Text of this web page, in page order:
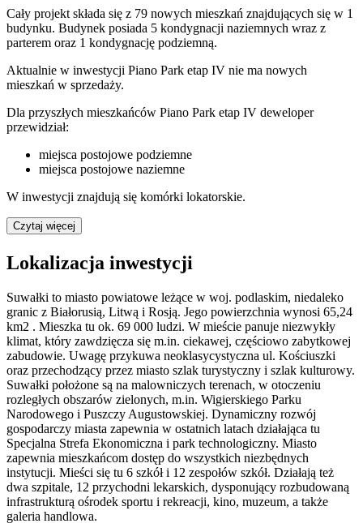
Cały projekt składa się z 79 nowych mieszkań znajdujących się w 1
budynku. Budynek posiada 5 kondygnacji naziemnych wraz z
parterem oraz 1 kondygnację podziemną.
Aktualnie w inwestycji Piano Park etap IV nie ma nowych
mieszkań w sprzedaży.
Dla przyszłych mieszkańców Piano Park etap IV deweloper
przewidział:
miejsca postojowe podziemne
miejsca postojowe naziemne
W inwestycji znajdują się komórki lokatorskie.
Czytaj więcej
Lokalizacja inwestycji
Suwałki to miasto powiatowe leżące w woj. podlaskim, niedaleko
granic z Białorusią, Litwą i Rosją. Jego powierzchnia wynosi 65,24
km2 . Mieszka tu ok. 69 000 ludzi. W mieście panuje niezwykły
klimat, który zawdzięcza się m.in. ciekawej, częściowo zabytkowej
zabudowie. Uwagę przykuwa neoklasycystyczna ul. Kościuszki
oraz przechodzący przez miasto szlak turystyczny i szlak kulturowy.
Suwałki położone są na malowniczych terenach, w otoczeniu
rozległych obszarów zielonych, m.in. Wigierskiego Parku
Narodowego i Puszczy Augustowskiej. Dynamiczny rozwój
gospodarczy miasta zapewnia w ostatnich latach działająca tu
Specjalna Strefa Ekonomiczna i park technologiczny. Miasto
zapewnia mieszkańcom dostęp do wszystkich niezbędnych
instytucji. Mieści się tu 6 szkół i 12 zespołów szkół. Działają też
dwa szpitale, 12 przychodni lekarskich, dysponujący rozbudowaną
infrastrukturą ośrodek sportu i rekreacji, kino, muzeum, a także
galeria handlowa.